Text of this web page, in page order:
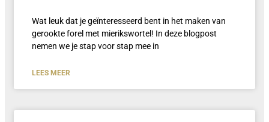
Wat leuk dat je geïnteresseerd bent in het maken van
gerookte forel met mierikswortel! In deze blogpost
nemen we je stap voor stap mee in
LEES MEER